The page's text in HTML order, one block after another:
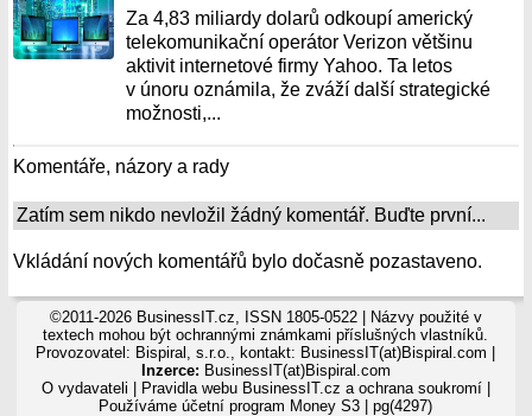
Za 4,83 miliardy dolarů odkoupí americký
telekomunikační operátor Verizon většinu
aktivit internetové firmy Yahoo. Ta letos
v únoru oznámila, že zváží další strategické
možnosti,...
Komentáře, názory a rady
Zatím sem nikdo nevložil žádný komentář. Buďte první...
Vkládání nových komentářů bylo dočasně pozastaveno.
©2011-2026 BusinessIT.cz, ISSN 1805-0522 | Názvy použité v
textech mohou být ochrannými známkami příslušných vlastníků.
Provozovatel: Bispiral, s.r.o., kontakt: BusinessIT(at)Bispiral.com |
Inzerce: BusinessIT(at)Bispiral.com
O vydavateli
Pravidla webu BusinessIT.cz a ochrana soukromí|
Používámeúčetní program Money S3 | pg(4297)